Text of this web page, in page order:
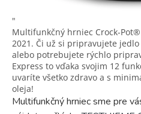
"
Multifunkčný hrniec Crock-
2021. Či už si pripravujete
alebo potrebujete rýchlo
Express to vďaka svojim 12
uvaríte všetko zdravo a s
oleja!
Multifunkčný hrniec sme pre